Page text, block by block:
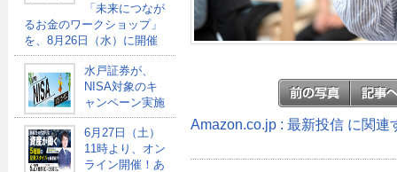
「未来につなが
るお金のワークショップ」
を、8月26日（水）に開催
水戸証券が、
NISA対象のキ
ャンペーン実施
6月27日（土）
11時より、オン
ライン開催！あ
Amazon.co.jp : 最新投信 に関連